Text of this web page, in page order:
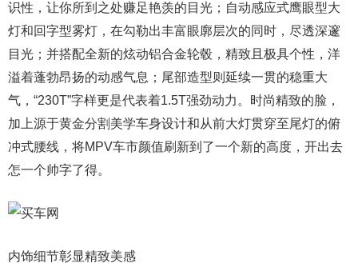
识性，让你所到之处赚足艳羡的目光；自动感应式鹰眼型大
灯和回字型雾灯，在勾勒出丰富眼廓层次的同时，尽透深邃
目光；并搭配全新的炫动铝合金轮毂，精致且极具个性，洋
溢着蓬勃昂扬的动感气息；尾部造型则延续一贯的稳重大
气，“230T”字样更是代表着1.5T强劲动力。时尚精致的脸，
加上源于黄金分割美学车身设计和从前大灯贯穿至尾灯的俯
冲式腰线，将MPV车市颜值刷新到了一个新的高度，开出去
怎一个帅字了得。
内饰细节彰显精致美感